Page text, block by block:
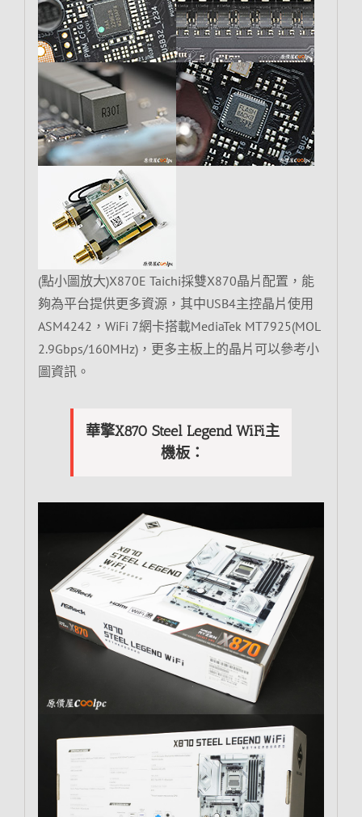
(點小圖放大)X870E Taichi採雙X870晶片配置，能
夠為平台提供更多資源，其中USB4主控晶片使用
ASM4242，WiFi 7網卡搭載MediaTek MT7925(MOL
2.9Gbps/160MHz)，更多主板上的晶片可以參考小
圖資訊。
華擎X870 Steel Legend WiFi主
機板：